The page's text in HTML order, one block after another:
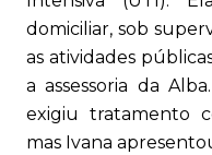
domiciliar, sob
as atividades
a assessoria da
exigiu tratamento
mas Ivana